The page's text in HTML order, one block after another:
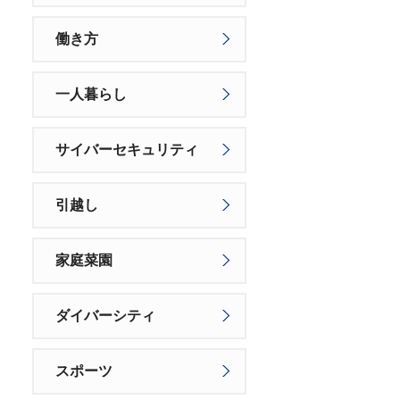
働き方
一人暮らし
サイバーセキュリティ
引越し
家庭菜園
ダイバーシティ
スポーツ